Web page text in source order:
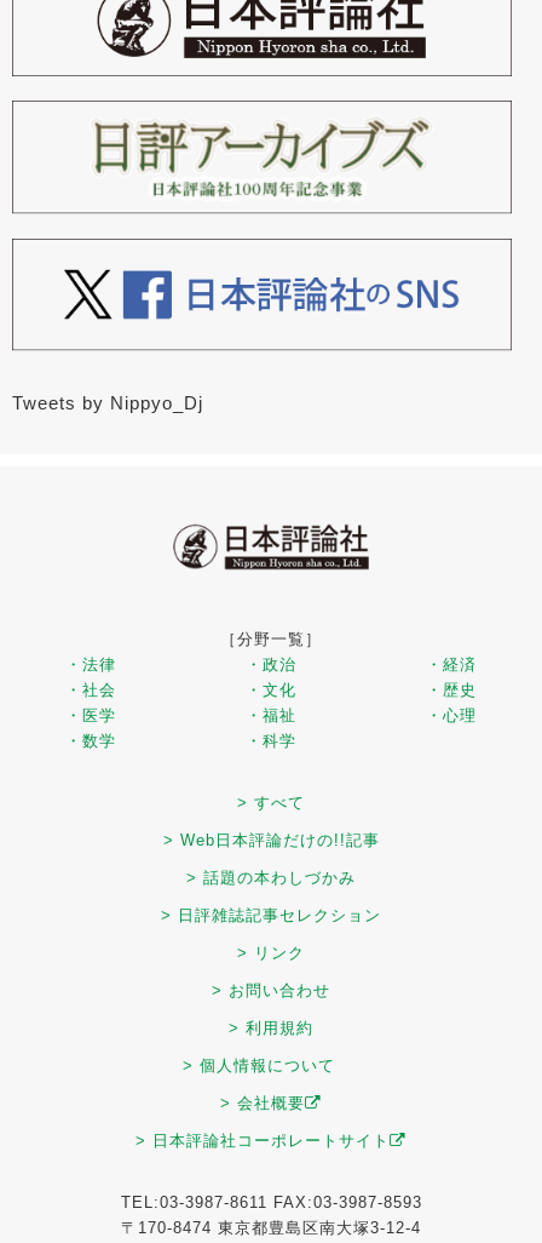
Tweets by Nippyo_Dj
［分野一覧］
・法律
・政治
・経済
・社会
・文化
・歴史
・医学
・福祉
・心理
・数学
・科学
> すべて
> Web日本評論だけの!!記事
> 話題の本わしづかみ
> 日評雑誌記事セレクション
> リンク
> お問い合わせ
> 利用規約
> 個人情報について
> 会社概要
> 日本評論社コーポレートサイト
TEL:03-3987-8611 FAX:03-3987-8593
〒170-8474 東京都豊島区南大塚3-12-4